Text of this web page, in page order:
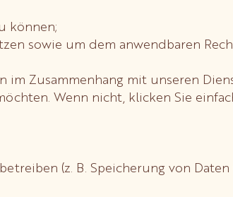
können;
sowie um dem anwendbaren
im Zusammenhang mit unseren
Wenn nicht, klicken Sie
(z. B. Speicherung von